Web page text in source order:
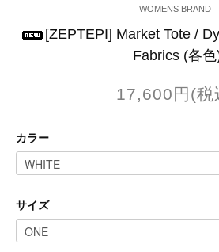
WOMENS BRAND
[ZEPTEPI] Market Tote /
Fabrics (各色
17,600円(税
カラー
サイズ